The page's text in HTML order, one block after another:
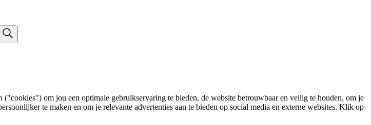
om jou een optimale gebruikservaring te bieden, de website betrouwbaar en veilig te houden, om je
te maken en om je relevante advertenties aan te bieden op social media en externe websites. Klik op